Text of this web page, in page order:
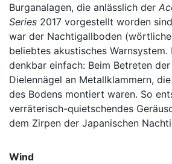
Burganalagen, die anlässlich der
Series 2017 vorgestellt worden
war der Nachtigallboden
beliebtes akustisches
denkbar einfach: Beim Betreten
Dielennägel an Metallklammern,
des Bodens montiert waren. So
verräterisch-quietschendes
dem Zirpen der Japanischen
Wind